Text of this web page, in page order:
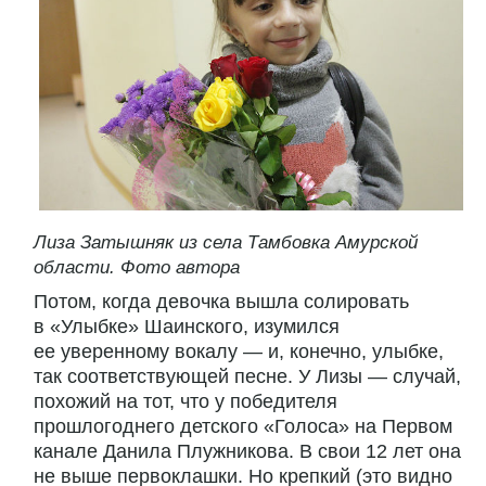
Лиза Затышняк из села Тамбовка Амурской
области. Фото автора
Потом, когда девочка вышла солировать
в «Улыбке» Шаинского, изумился
ее уверенному вокалу — и, конечно, улыбке,
так соответствующей песне. У Лизы — случай,
похожий на тот, что у победителя
прошлогоднего детского «Голоса» на Первом
канале Данила Плужникова. В свои 12 лет она
не выше первоклашки. Но крепкий (это видно